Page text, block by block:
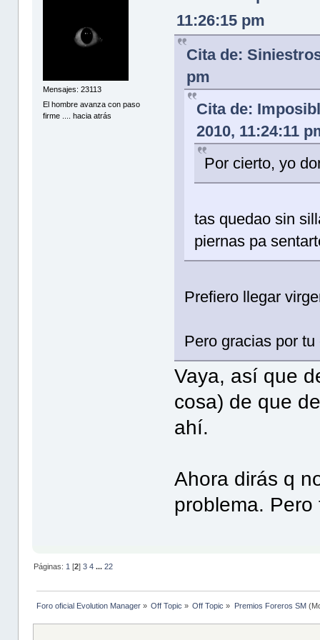
Mensajes: 23113
El hombre avanza con paso
firme .... hacia atrás
11:26:15 pm
Cita de:
pm
Cita de:
2010, 11:24:11
Por cierto, yo
tas quedao sin
piernas pa
Prefiero llegar
Pero gracias por
Vaya, así que
cosa) de que
ahí.
Ahora dirás q
problema.
Páginas: 1 [2] 3 4 ... 22
Foro oficial Evolution Manager» Off Topic » Off Topic » Premios Foreros SM